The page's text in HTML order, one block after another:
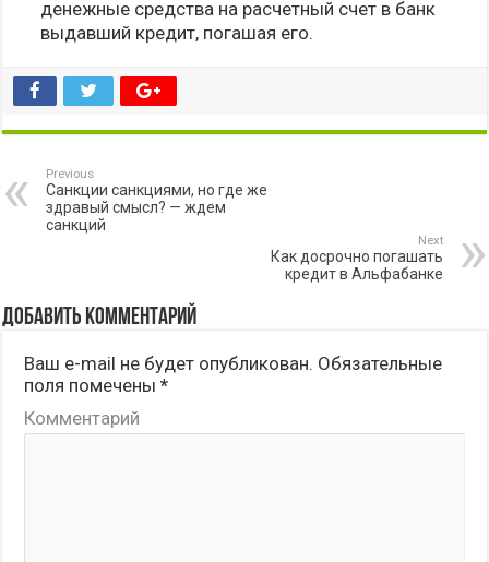
денежные средства на расчетный счет в банк
выдавший кредит, погашая его.
Previous
Санкции санкциями, но где же
здравый смысл? — ждем
санкций
Next
Как досрочно погашать
кредит в Альфабанке
Добавить комментарий
Ваш e-mail не будет опубликован. Обязательные
поля помечены*
Комментарий